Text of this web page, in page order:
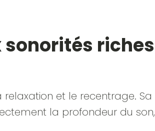
riches
et le recentrage. Sa
la profondeur du son,